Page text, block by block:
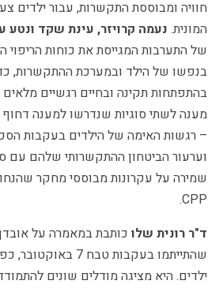
חוויה ומבוססת התקשרות, עבור ילדים
המונית. נעמה קרויזר, עינת שקד ונטע
של התערבות המגייסת את כוחות הריפוי
בנפשו של הילד ובמערכת ההתקשרות,
בהתפתחות תקינה ובחיים רגשיים מלאים
מענה לשתי סוגיות שנדרשו למענה דחוף
– רגשות האימה של הילדים בעקבות
וערעור הביטחון ההתקשרותי שלהם עם
שמירה על עקרונות מבוססי מחקר
CPP.
ד"ר רונית שלו כותבת במאמרה על
שהתייתמו בעקבות
ילדים. היא מציגה מודלים שונים